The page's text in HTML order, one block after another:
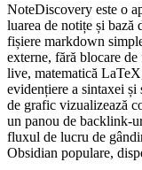
NoteDiscovery este o
luarea de notițe și bază
fișiere markdown
externe, fără blocare
live, matematică
evidențiere a sintaxei
de grafic vizualizează
un panou de backlink-
fluxul de lucru de
Obsidian populare,